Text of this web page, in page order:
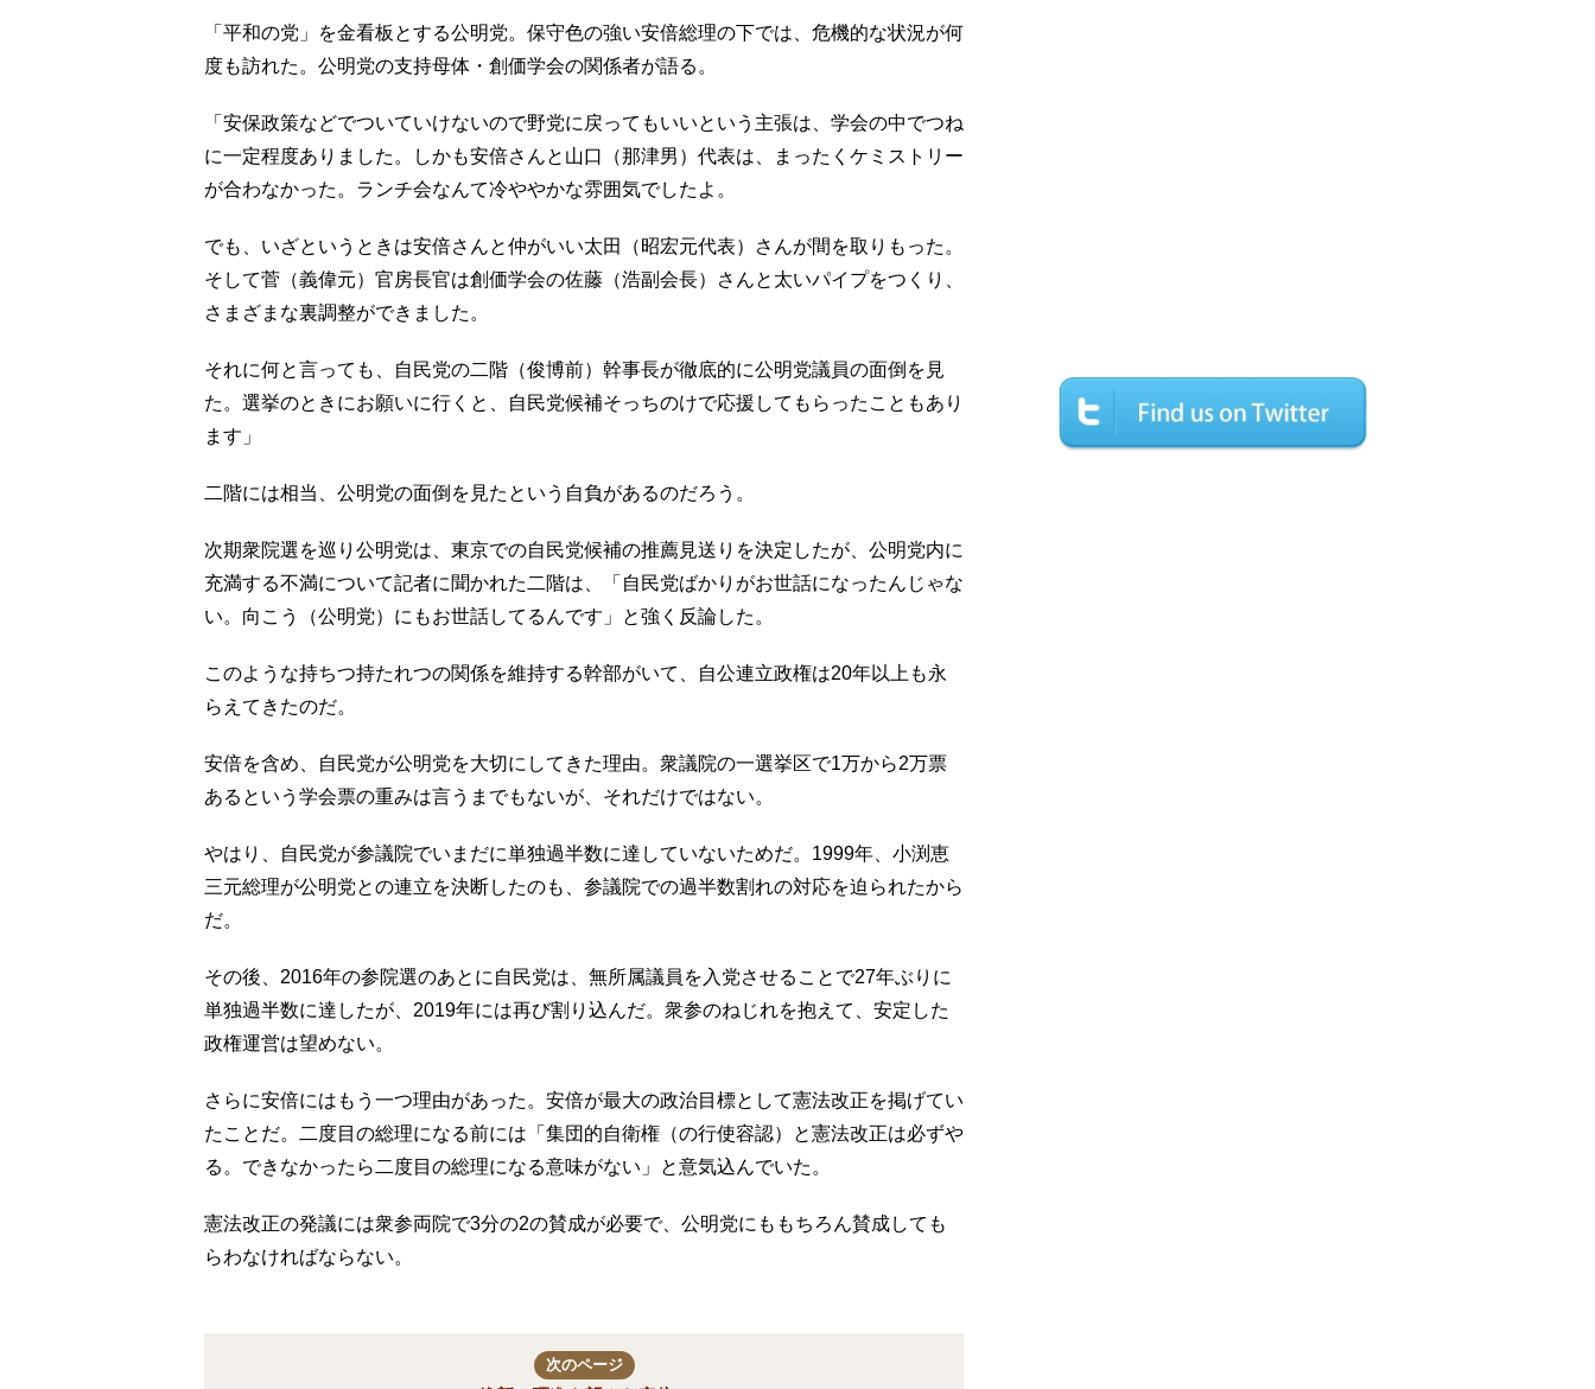
「平和の党」を金看板とする公明党。保守色の強い安倍総理の下では、危機的な状況が何
度も訪れた。公明党の支持母体・創価学会の関係者が語る。
「安保政策などでついていけないので野党に戻ってもいいという主張は、学会の中でつね
に一定程度ありました。しかも安倍さんと山口（那津男）代表は、まったくケミストリー
が合わなかった。ランチ会なんて冷ややかな雰囲気でしたよ。
でも、いざというときは安倍さんと仲がいい太田（昭宏元代表）さんが間を取りもった。
そして菅（義偉元）官房長官は創価学会の佐藤（浩副会長）さんと太いパイプをつくり、
さまざまな裏調整ができました。
それに何と言っても、自民党の二階（俊博前）幹事長が徹底的に公明党議員の面倒を見
た。選挙のときにお願いに行くと、自民党候補そっちのけで応援してもらったこともあり
ます」
二階には相当、公明党の面倒を見たという自負があるのだろう。
次期衆院選を巡り公明党は、東京での自民党候補の推薦見送りを決定したが、公明党内に
充満する不満について記者に聞かれた二階は、「自民党ばかりがお世話になったんじゃな
い。向こう（公明党）にもお世話してるんです」と強く反論した。
このような持ちつ持たれつの関係を維持する幹部がいて、自公連立政権は20年以上も永
らえてきたのだ。
安倍を含め、自民党が公明党を大切にしてきた理由。衆議院の一選挙区で1万から2万票
あるという学会票の重みは言うまでもないが、それだけではない。
やはり、自民党が参議院でいまだに単独過半数に達していないためだ。1999年、小渕恵
三元総理が公明党との連立を決断したのも、参議院での過半数割れの対応を迫られたから
だ。
その後、2016年の参院選のあとに自民党は、無所属議員を入党させることで27年ぶりに
単独過半数に達したが、2019年には再び割り込んだ。衆参のねじれを抱えて、安定した
政権運営は望めない。
さらに安倍にはもう一つ理由があった。安倍が最大の政治目標として憲法改正を掲げてい
たことだ。二度目の総理になる前には「集団的自衛権（の行使容認）と憲法改正は必ずや
る。できなかったら二度目の総理になる意味がない」と意気込んでいた。
憲法改正の発議には衆参両院で3分の2の賛成が必要で、公明党にももちろん賛成しても
らわなければならない。
次のページ